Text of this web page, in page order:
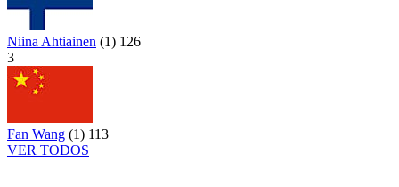
Niina Ahtiainen (1) 126
3
Fan Wang (1) 113
VER TODOS